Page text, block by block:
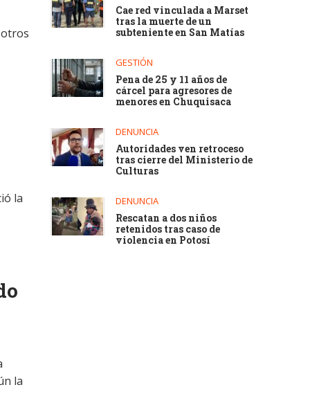
la
la
Cae red vinculada a Marset
tras la muerte de un
subteniente en San Matías
GESTIÓN
Pena de 25 y 11 años de
cárcel para agresores de
menores en Chuquisaca
DENUNCIA
Autoridades ven retroceso
tras cierre del Ministerio de
Culturas
DENUNCIA
Rescatan a dos niños
retenidos tras caso de
violencia en Potosí